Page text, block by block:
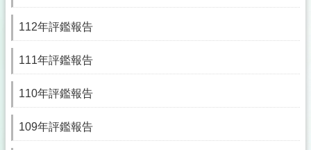
112年評鑑報告
111年評鑑報告
110年評鑑報告
109年評鑑報告